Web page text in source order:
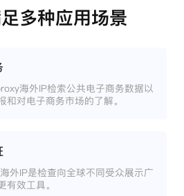
多种应用场景
海外IP检索公共电子商务数据以
和对电子商务市场的了解。
外IP是检查向全球不同受众展示广
有效工具。